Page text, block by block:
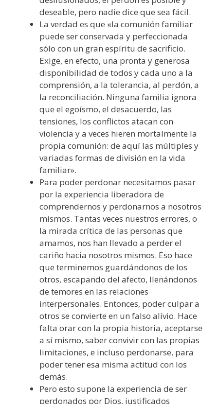
deseable, pero nadie dice que sea fácil.
La verdad es que «la comunión familiar
puede ser conservada y perfeccionada
sólo con un gran espíritu de sacrificio.
Exige, en efecto, una pronta y generosa
disponibilidad de todos y cada uno a la
comprensión, a la tolerancia, al perdón, a
la reconciliación. Ninguna familia ignora
que el egoísmo, el desacuerdo, las
tensiones, los conflictos atacan con
violencia y a veces hieren mortalmente la
propia comunión: de aquí las múltiples y
variadas formas de división en la vida
familiar».
Para poder perdonar necesitamos pasar
por la experiencia liberadora de
comprendernos y perdonarnos a nosotros
mismos. Tantas veces nuestros errores, o
la mirada crítica de las personas que
amamos, nos han llevado a perder el
cariño hacia nosotros mismos. Eso hace
que terminemos guardándonos de los
otros, escapando del afecto, llenándonos
de temores en las relaciones
interpersonales. Entonces, poder culpar a
otros se convierte en un falso alivio. Hace
falta orar con la propia historia, aceptarse
a sí mismo, saber convivir con las propias
limitaciones, e incluso perdonarse, para
poder tener esa misma actitud con los
demás.
Pero esto supone la experiencia de ser
perdonados por Dios, justificados